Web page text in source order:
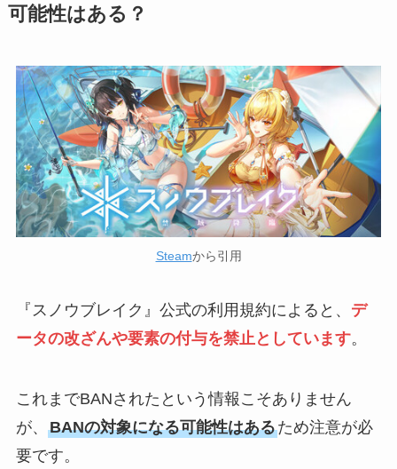
可能性はある？
Steamから引用
『スノウブレイク』公式の利用規約によると、 デ
ータの改ざんや要素の付与を禁止としています。
これまでBANされたという情報こそありません
が、 BANの対象になる可能性はあるため注意が必
要です。